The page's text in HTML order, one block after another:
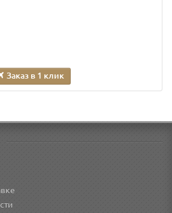
Заказ в 1 клик